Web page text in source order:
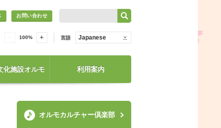
お問い合わせ
100% 言語 Japanese
化施設オルモ 利用案内
オルモカルチャー倶楽部